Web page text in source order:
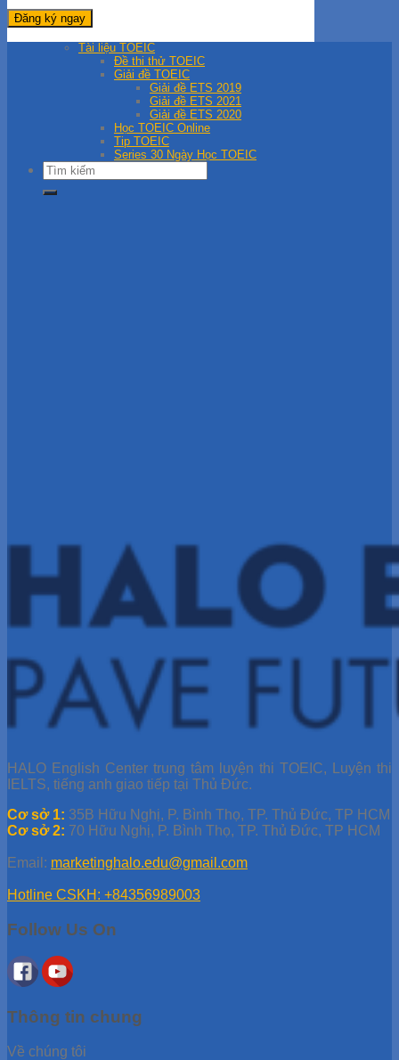
Tài liệu TOEIC
Đề thi thử TOEIC
Giải đề TOEIC
Giải đề ETS 2019
Giải đề ETS 2021
Giải đề ETS 2020
Học TOEIC Online
Tip TOEIC
Series 30 Ngày Học TOEIC
HALO English Center trung tâm luyện thi TOEIC, Luyện thi
IELTS, tiếng anh giao tiếp tại Thủ Đức.
Cơ sở 1: 35B Hữu Nghị, P. Bình Thọ, TP. Thủ Đức, TP HCM
Cơ sở 2: 70 Hữu Nghị, P. Bình Thọ, TP. Thủ Đức, TP HCM
Email: marketinghalo.edu@gmail.com
Hotline CSKH: +84356989003
Follow Us On
Thông tin chung
Về chúng tôi